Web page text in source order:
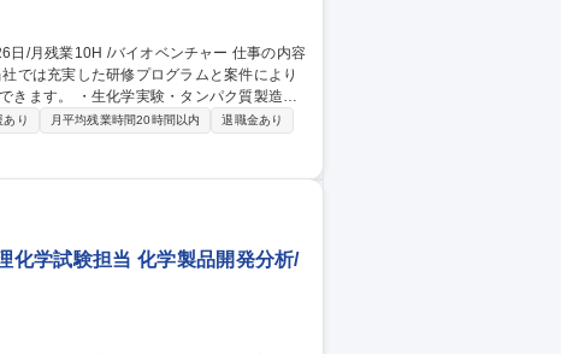
では充実した研修プログラムと案件により
パク質製造業
ス発現系/哺乳細胞発現系） ・生体組織か
あり 月平均残業時間20時間以内
退職金あり
化学試験担当 化学製品開発分析/